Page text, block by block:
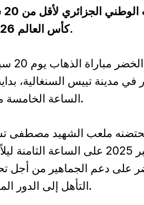
كأس العالم 2026 بمواجهة قوية أمام المنتخب السنغالي.
وسيلعب منتخب
في مدينة تييس السنغالية،
الساعة الخامسة مساءً.
ملعب الشهيد مصطفى
بالبليدة يوم 27 سبتمبر 2025 على الساعة
على دعم الجماهير من أجل
التأهل إلى الدور الموالي.